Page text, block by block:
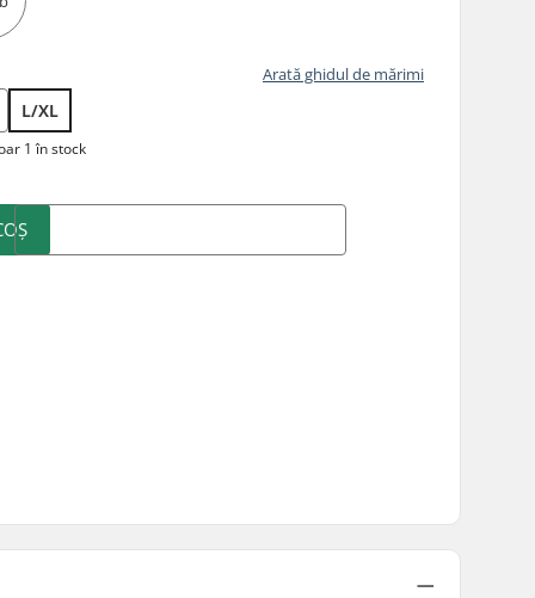
Arată ghidul de mărimi
L/XL
1 în stock